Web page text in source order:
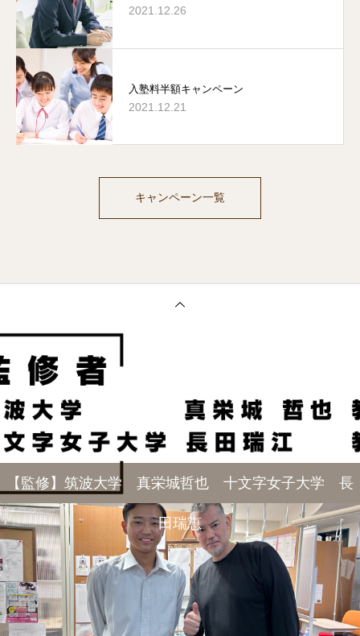
2021.12.26
入塾料半額キャンペーン
2021.12.21
キャンペーン一覧
【監修】筑波大学 真栄城哲也 十文字女子大学 長
田瑞恵